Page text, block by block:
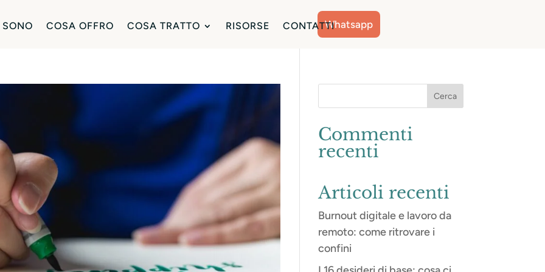
COSA OFFRO COSA TRATTO RISORSE CONTATTIWhatsapp
Commenti
recenti
Articoli recenti
Burnout digitale e lavoro da
remoto: come ritrovare i
confini